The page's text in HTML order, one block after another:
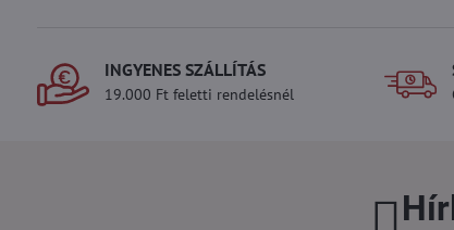
INGYENES SZÁLLÍTÁS
19.000 Ft feletti rendelésnél